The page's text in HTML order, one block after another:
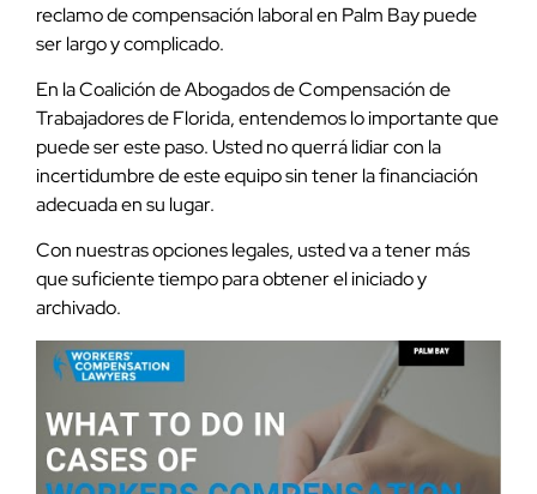
reclamo de compensación laboral en Palm Bay puede
ser largo y complicado.
En la Coalición de Abogados de Compensación de
Trabajadores de Florida, entendemos lo importante que
puede ser este paso. Usted no querrá lidiar con la
incertidumbre de este equipo sin tener la financiación
adecuada en su lugar.
Con nuestras opciones legales, usted va a tener más
que suficiente tiempo para obtener el iniciado y
archivado.